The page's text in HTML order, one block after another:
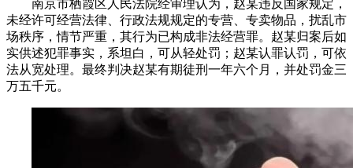
南京市栖霞区人民法院经审理认为，赵某违反国家规定，
未经许可经营法律、行政法规规定的专营、专卖物品，扰乱市
场秩序，情节严重，其行为已构成非法经营罪。赵某归案后如
实供述犯罪事实，系坦白，可从轻处罚；赵某认罪认罚，可依
法从宽处理。最终判决赵某有期徒刑一年六个月，并处罚金三
万五千元。